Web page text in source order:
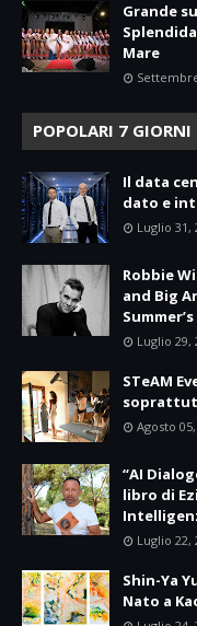
Grande
Mare
POPOLARI 7 GIORNI
Il data
dato e
Luglio 31,
Robbie
and Big
Luglio 29,
STeAM
Agosto
“AI
libro di
Luglio 22,
Shin-Ya
Nato a